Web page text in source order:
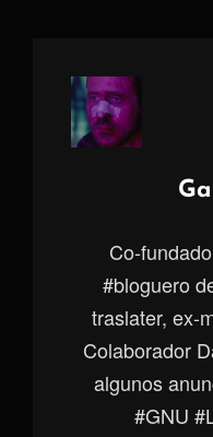
Co-
#bloguero
traslater, ex-
Colaborador
algunos
#GNU